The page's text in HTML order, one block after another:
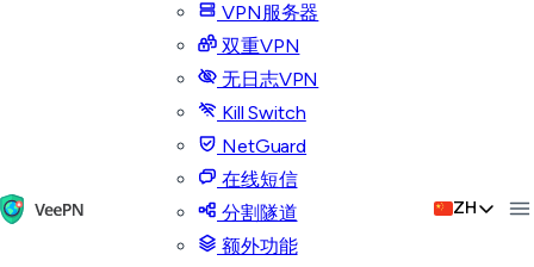
VPN服务器
双重VPN
无日志VPN
Kill Switch
NetGuard
在线短信
分割隧道
额外功能
ZH